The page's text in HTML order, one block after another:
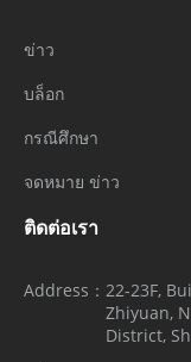
ข่าว
บล็อก
กรณีศึกษา
จดหมาย ข่าว
ติดต่อเรา
Address： 22-23F,
Zhiyuan,
District,